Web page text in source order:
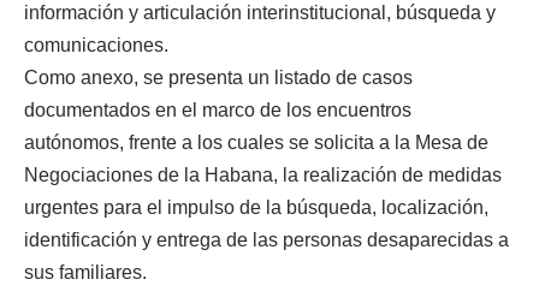
información y articulación interinstitucional, búsqueda y
comunicaciones.
Como anexo, se presenta un listado de casos
documentados en el marco de los encuentros
autónomos, frente a los cuales se solicita a la Mesa de
Negociaciones de la Habana, la realización de medidas
urgentes para el impulso de la búsqueda, localización,
identificación y entrega de las personas desaparecidas a
sus familiares.